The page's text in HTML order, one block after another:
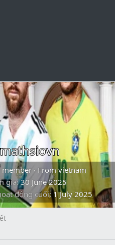
member · From vietnam
gia 30 June 2025
động cuối 1 July 2025